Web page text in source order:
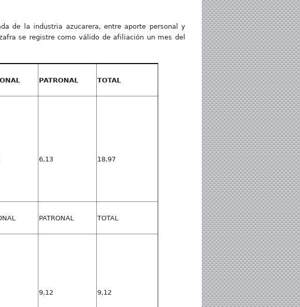
de la industria azucarera, entre aporte personal y
se registre como válido de afiliación un mes del
PATRONAL TOTAL
6,13 18,97
PATRONAL TOTAL
9,12 9,12